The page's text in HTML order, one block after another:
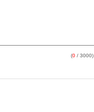
(0 / 3000)